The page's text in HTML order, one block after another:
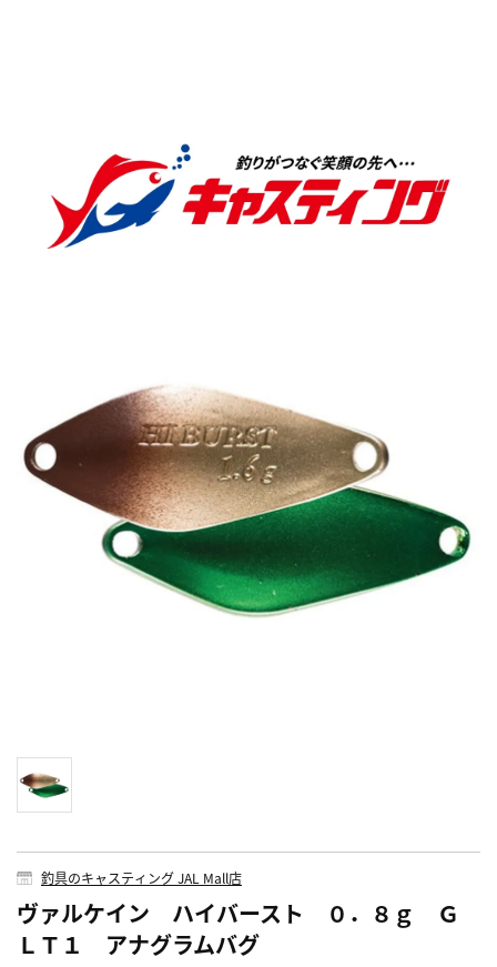
釣具のキャスティング JAL Mall店
ヴァルケイン ハイバースト ０．８ｇ Ｇ
ＬＴ１ アナグラムバグ